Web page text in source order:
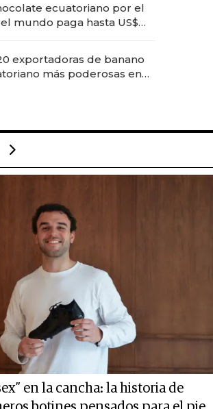
ecuatoriano por el
mundo paga hasta US$
exportadoras de banano
más poderosas en
en la cancha: la historia de